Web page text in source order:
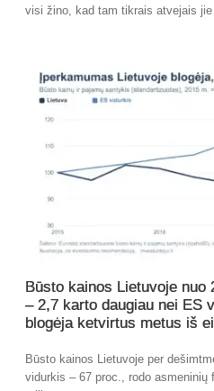
visi žino, kad tam tikrais atvejais
Būsto kainos Lietuvoje nuo
– 2,7 karto daugiau nei ES
blogėja ketvirtus metus iš
Būsto kainos Lietuvoje per
vidurkis – 67 proc., rodo asmeninių